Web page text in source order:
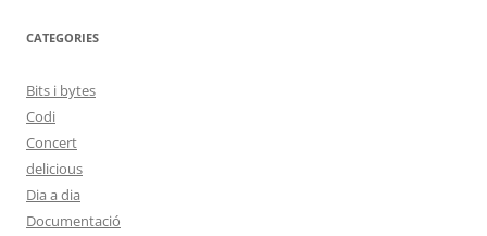
CATEGORIES
Bits i bytes
Codi
Concert
delicious
Dia a dia
Documentació